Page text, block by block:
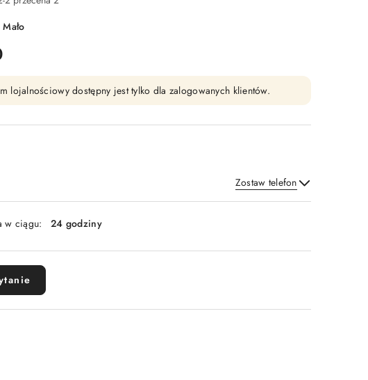
Mało
lojalnościowy dostępny jest tylko dla zalogowanych klientów.
Zostaw telefon
Wyślij
w ciągu: 24 godziny